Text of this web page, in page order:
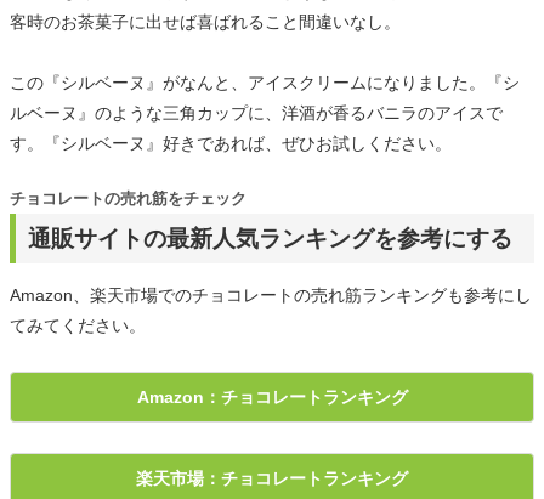
客時のお茶菓子に出せば喜ばれること間違いなし。
この『シルベーヌ』がなんと、アイスクリームになりました。『シ
ルベーヌ』のような三角カップに、洋酒が香るバニラのアイスで
す。『シルベーヌ』好きであれば、ぜひお試しください。
通販サイトの最新人気ランキングを参考にする
チョコレートの売れ筋をチェック
Amazon、楽天市場でのチョコレートの売れ筋ランキングも参考にし
てみてください。
Amazon：チョコレートランキング
楽天市場：チョコレートランキング